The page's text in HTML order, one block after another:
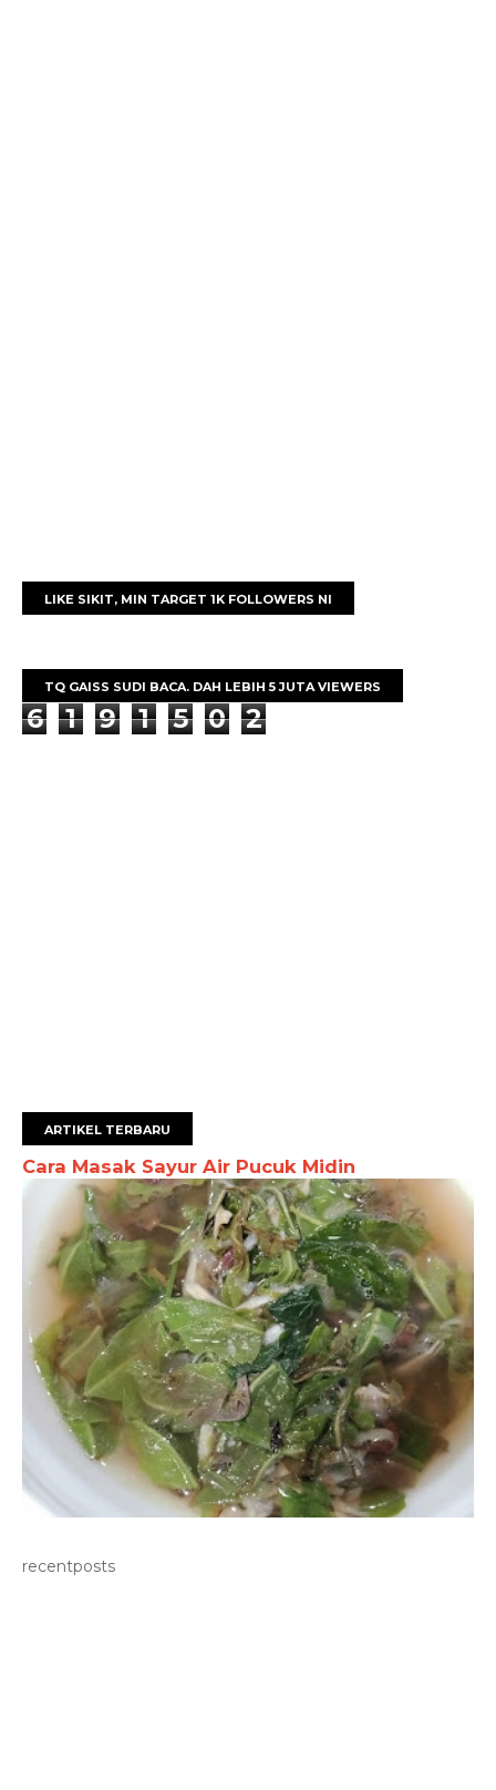
LIKE SIKIT, MIN TARGET 1K FOLLOWERS NI
TQ GAISS SUDI BACA. DAH LEBIH 5 JUTA VIEWERS
6 1 9 1 5 0 2
ARTIKEL TERBARU
Cara Masak Sayur Air Pucuk Midin
recentposts